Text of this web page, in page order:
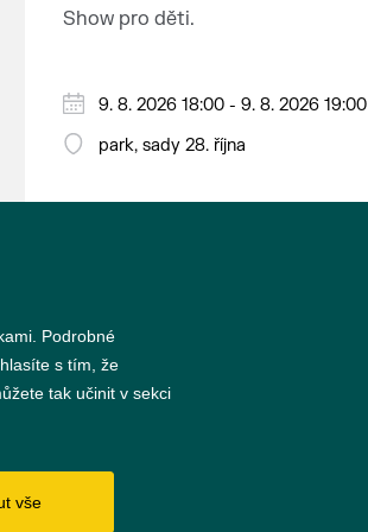
nejrozsáhlejší parkově upravená
kulturního dědictví UNESCO.
Show pro děti.
9. 8. 2026 18:00 - 9. 8. 2026 19:00
park, sady 28. října
Podrobné
s tím, že
tak učinit v sekci
vše